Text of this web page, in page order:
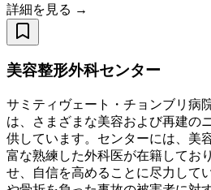
詳細を見る →
美容整形外科センター
サミティヴェート・チョンブリ病
は、さまざまな美容および再建の
供しています。センターには、美
富な熟練した外科医が在籍してお
せ、自信を高めることに尽力して